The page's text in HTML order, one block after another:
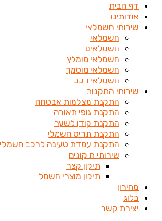
דף הבית
אודותינו
שירותי חשמלאי
חשמלאי
חשמלאים
חשמלאי מומלץ
חשמלאי מוסמך
חשמלאי רכב
שירותי התקנות
התקנת מצלמות אבטחה
התקנת גופי תאורה
התקנת קודן לשער
התקנת תריס חשמלי
התקנת עמדת טעינה לרכב חשמלי
שירותי תיקונים
תיקון קצר
תיקון מוצרי חשמל
מחירון
בלוג
יצירת קשר